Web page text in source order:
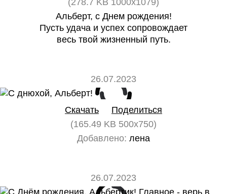
(278.7 KB 1000x1079)
Альберт, с Днем рождения!
Пусть удача и успех сопровождает
весь твой жизненный путь.
26.07.2023
0
Скачать
Поделиться
(165.49 KB 500x750)
Добавлено: лена
26.07.2023